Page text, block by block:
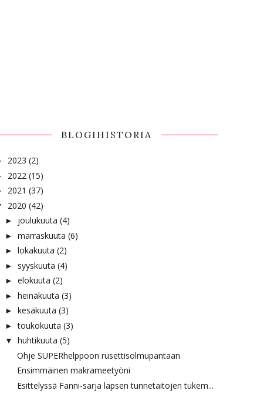
BLOGIHISTORIA
2023 (2)
2022 (15)
2021 (37)
2020 (42)
► joulukuuta (4)
► marraskuuta (6)
► lokakuuta (2)
► syyskuuta (4)
► elokuuta (2)
► heinäkuuta (3)
► kesäkuuta (3)
►toukokuuta (3)
▼ huhtikuuta (5)
Ohje SUPERhelppoon rusettisolmupantaan
Ensimmäinen makrameetyöni
Esittelyssä Fanni-sarja lapsen tunnetaitojen tukem...